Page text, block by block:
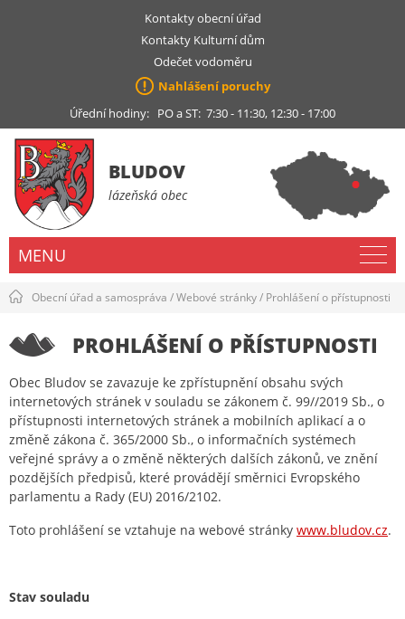
Kontakty obecní úřad
Kontakty Kulturní dům
Odečet vodoměru
Nahlášení poruchy
Úřední hodiny: PO a ST: 7:30 - 11:30, 12:30 - 17:00
BLUDOV
lázeňská obec
MENU
Obecní úřad a samospráva /Webové stránky/ Prohlášení o přístupnosti
PROHLÁŠENÍ O PŘÍSTUPNOSTI
Obec Bludov se zavazuje ke zpřístupnění obsahu svých
internetových stránek v souladu se zákonem č. 99//2019 Sb., o
přístupnosti internetových stránek a mobilních aplikací a o
změně zákona č. 365/2000 Sb., o informačních systémech
veřejné správy a o změně některých dalších zákonů, ve znění
pozdějších předpisů, které provádějí směrnici Evropského
parlamentu a Rady (EU) 2016/2102.
Toto prohlášení se vztahuje na webové stránky www.bludov.cz.
Stav souladu